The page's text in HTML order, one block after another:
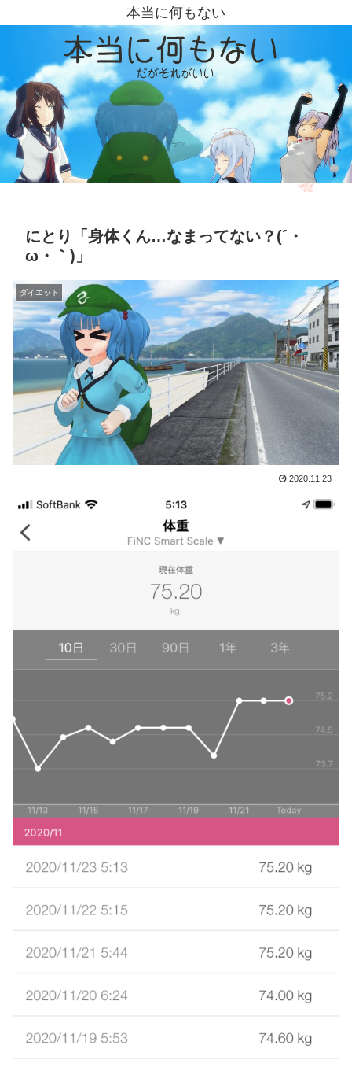
本当に何もない
にとり「身体くん…なまってない？(´・
ω・｀)」
ダイエット
2020.11.23